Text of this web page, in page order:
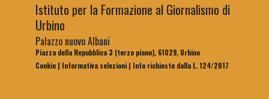
Istituto per la Formazione al Giornalismo di
Urbino
Palazzo nuovo Albani
Piazza della Repubblica 3 (terzo piano), 61029, Urbino
Cookie| Informativa selezioni| Info richieste dalla L. 124/2017